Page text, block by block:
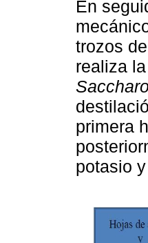
En
trozos
realiza
primera
potasio